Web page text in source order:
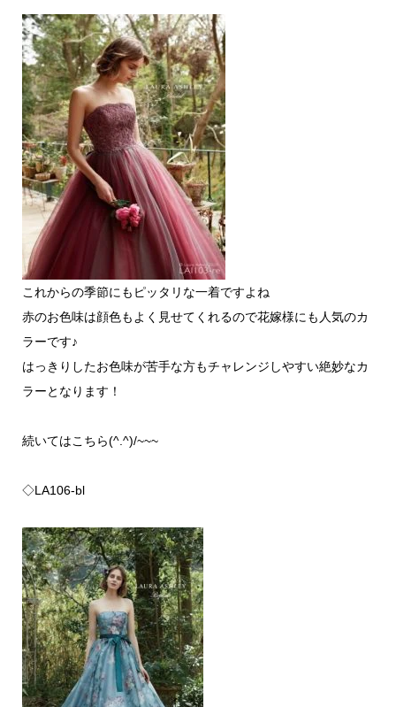
これからの季節にもピッタリな一着ですよね
赤のお色味は顔色もよく見せてくれるので花嫁様にも人気のカ
ラーです♪
はっきりしたお色味が苦手な方もチャレンジしやすい絶妙なカ
ラーとなります！
続いてはこちら(^.^)/~~~
◇LA106-bl